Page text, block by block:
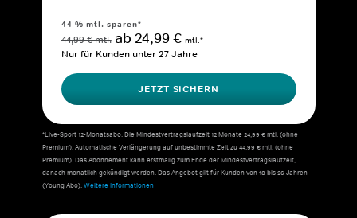
44 % mtl. sparen*
44,99 € mtl. ab 24,99 € mtl.*
Nur für Kunden unter 27 Jahre
JETZT SICHERN
*Live-Sport 12-Monatsabo: Die Mindestvertragslaufzeit 12 Monate 24,99 € mtl. (ohne
Premium). Automatische Verlängerung auf unbestimmte Zeit zu 44,99 € mtl. (ohne
Premium). Das Abonnement kann erstmalig zum Ende der Mindestvertragslaufzeit,
danach monatlich gekündigt werden. Das Angebot gilt für Kunden von 18 bis 26 Jahren
(Young Abo).Weitere Informationen